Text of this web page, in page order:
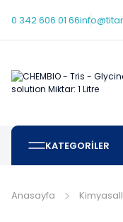
0 342 606 01 66
KATEGORİLER
Anasayfa